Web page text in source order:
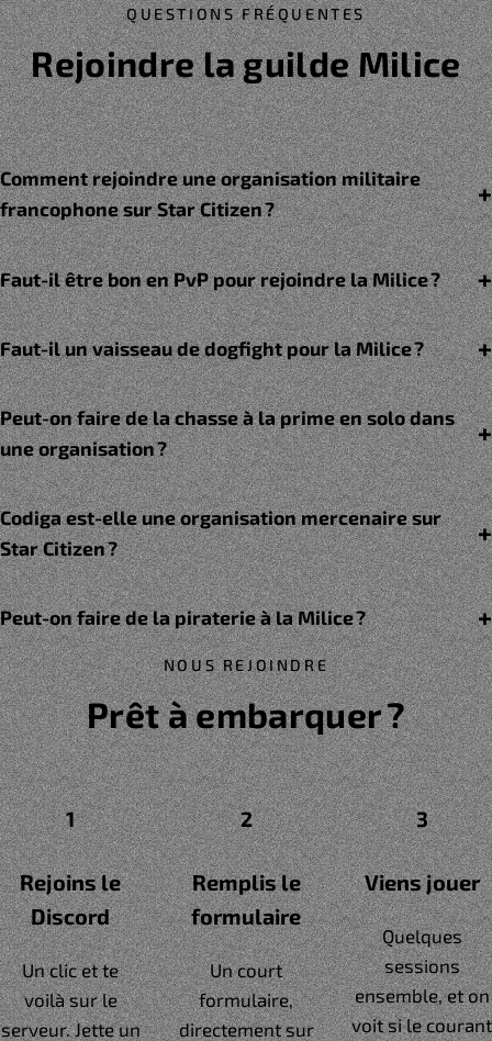
QUESTIONS FRÉQUENTES
Rejoindre la guilde Milice
Comment rejoindre une organisation militaire
francophone sur Star Citizen ?
Faut-il être bon en PvP pour rejoindre la Milice ?
Faut-il un vaisseau de dogfight pour la Milice ?
Peut-on faire de la chasse à la prime en solo dans
une organisation ?
Codiga est-elle une organisation mercenaire sur
Star Citizen ?
Peut-on faire de la piraterie à la Milice ?
NOUS REJOINDRE
Prêt à embarquer ?
1
Rejoins le
Discord
Un clic et te
voilà sur le
serveur. Jette un
2
Remplis le
formulaire
Un court
formulaire,
directement sur
3
Viens jouer
Quelques
sessions
ensemble, et on
voit si le courant